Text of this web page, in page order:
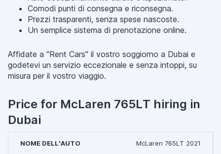
Comodi punti di consegna e riconsegna.
Prezzi trasparenti, senza spese nascoste.
Un semplice sistema di prenotazione online.
Affidate a "Rent Cars" il vostro soggiorno a Dubai e
godetevi un servizio eccezionale e senza intoppi, su
misura per il vostro viaggio.
Price for McLaren 765LT hiring in
Dubai
McLaren 765LT 2021